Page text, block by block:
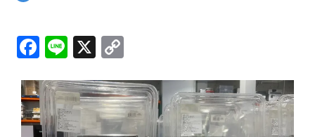
Fa
bo
ok
Li
X
y
Li